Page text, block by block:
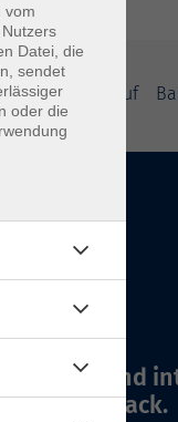
AGB und Widerruf
Wir sind
Feedback.
vom
Datei, die
sendet
oder die